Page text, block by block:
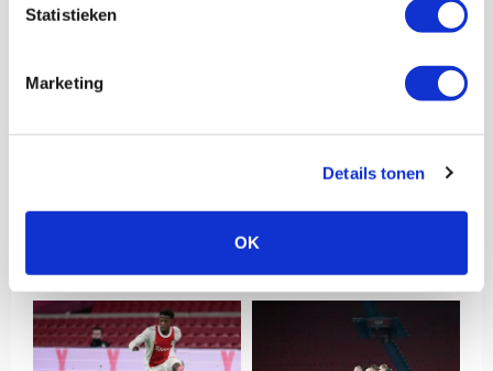
Statistieken
Marketing
Details tonen
OK